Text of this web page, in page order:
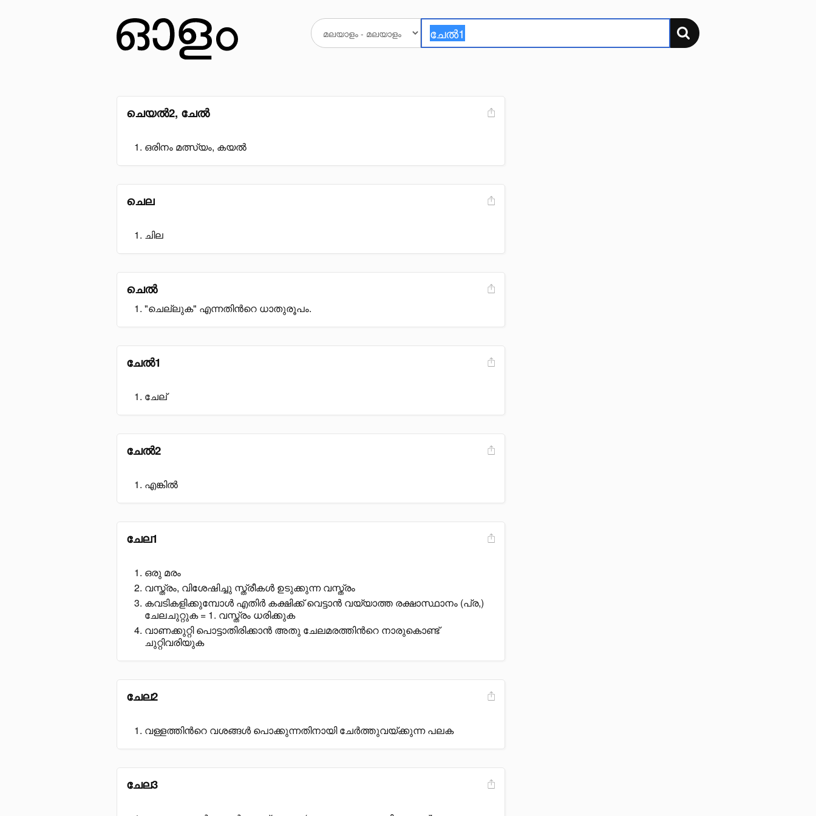
ചെയൽ2, ചേൽ
ഒരിനം മത്സ്യം, കയൽ
ചെല
ചില
ചെൽ
"ചെല്ലുക" എന്നതിൻറെ ധാതുരൂപം.
ചേൽ1
ചേല്
ചേൽ2
എങ്കിൽ
ചേല1
ഒരു മരം
വസ്ത്രം, വിശേഷിച്ചു സ്ത്രീകൾ ഉടുക്കുന്ന വസ്ത്രം
കവടികളിക്കുമ്പോൾ എതിർ കക്ഷിക്ക് വെട്ടാൻ വയ്യാത്ത രക്ഷാസ്ഥാനം (പ്ര,)
ചേലചുറ്റുക = 1. വസ്ത്രം ധരിക്കുക
വാണക്കുറ്റി പൊട്ടാതിരിക്കാൻ അതു ചേലമരത്തിൻറെ നാരുകൊണ്ട്
ചുറ്റിവരിയുക
ചേല2
വള്ളത്തിൻറെ വശങ്ങൾ പൊക്കുന്നതിനായി ചേർത്തുവയ്ക്കുന്ന പലക
ചേല3